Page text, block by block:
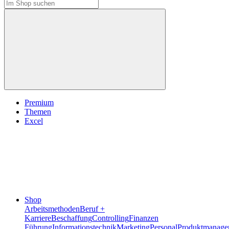
Premium
Themen
Excel
Shop
ArbeitsmethodenBeruf +
KarriereBeschaffungControllingFinanzen
FührungInformationstechnikMarketingPersonal